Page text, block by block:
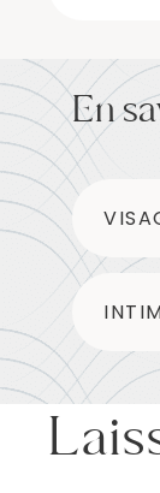
En